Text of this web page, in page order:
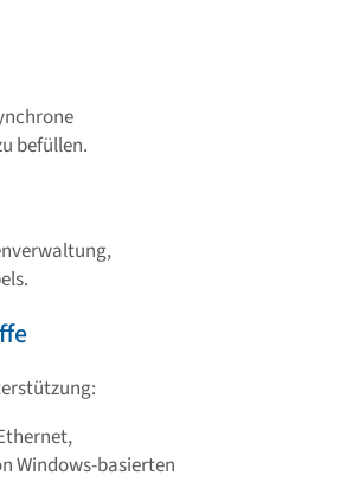
befüllen.
Windows-basierten